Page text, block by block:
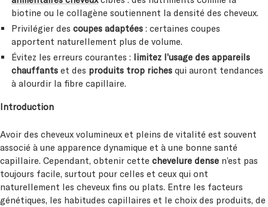
biotine ou le collagène soutiennent la densité des cheveux.
Privilégier des coupes adaptées: certaines coupes
apportent naturellement plus de volume.
Évitez les erreurs courantes : limitez l’usage des appareils
chauffantset des produits trop richesqui auront tendances
à alourdir la fibre capillaire.
Introduction
Avoir des cheveux volumineux et pleins de vitalité est souvent
associé à une apparence dynamique et à une bonne santé
capillaire. Cependant, obtenir cette chevelure dense n’est pas
toujours facile, surtout pour celles et ceux qui ont
naturellement les cheveux fins ou plats. Entre les facteurs
génétiques, les habitudes capillaires et le choix des produits, de